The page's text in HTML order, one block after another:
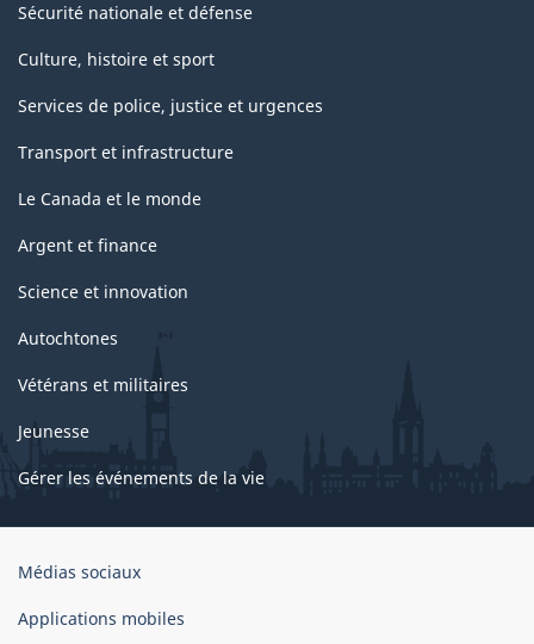
Sécurité nationale et défense
Culture, histoire et sport
Services de police, justice et urgences
Transport et infrastructure
Le Canada et le monde
Argent et finance
Science et innovation
Autochtones
Vétérans et militaires
Jeunesse
Gérer les événements de la vie
Organisation
gouvernement
Médias sociaux
Applications mobiles